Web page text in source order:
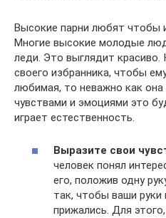
Высокие парни любят чтобы
Многие высокие молодые
леди. Это выглядит
своего избранника, чтобы
любимая, то неважно как
чувствами и эмоциями это
играет естественность.
Выразите свои
человек понял
его, положив одну
так, чтобы ваши руки
прижались. Для